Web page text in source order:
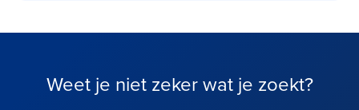
Weet je niet zeker wat je zoekt?